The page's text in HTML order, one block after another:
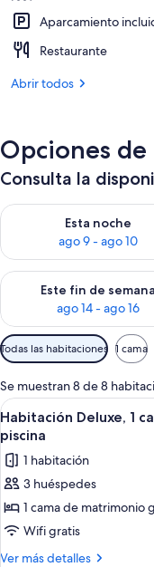
Aparcamiento
Restaurante
Abrir todos
Opciones
Consulta la
Esta noche
ago 9 - ago 10
Consulta la
Este fin de semana
ago 14 - ago 16
Consulta la
Filtros
disponibles
para
las
habitaciones
Todas las habitaciones 1 cama
Se muestran 8 de 8
Abrir
todas
las
fotos
de
Habitación
Deluxe,
1
10
Habitación Deluxe, 1
piscina
1 habitación
3 huéspedes
1 cama de matrimonio
Wifi gratis
Ver más detalles
Más